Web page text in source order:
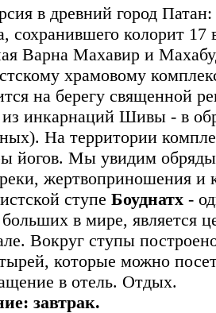
в древний город
сохранившего колорит
Варна Махавир и
храмовому
на берегу священной
инкарнаций Шивы - в
На территории
йогов. Мы увидим обряды
жертвоприношения и
ступе Боуднатх -
в мире, является
Вокруг ступы
которые можно
в отель. Отдых.
завтрак.